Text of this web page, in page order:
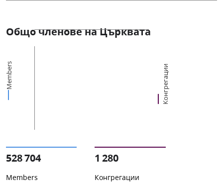
Общо членове на Църквата
Members Конгрегации
528 704
Members
1 280
Конгрегации